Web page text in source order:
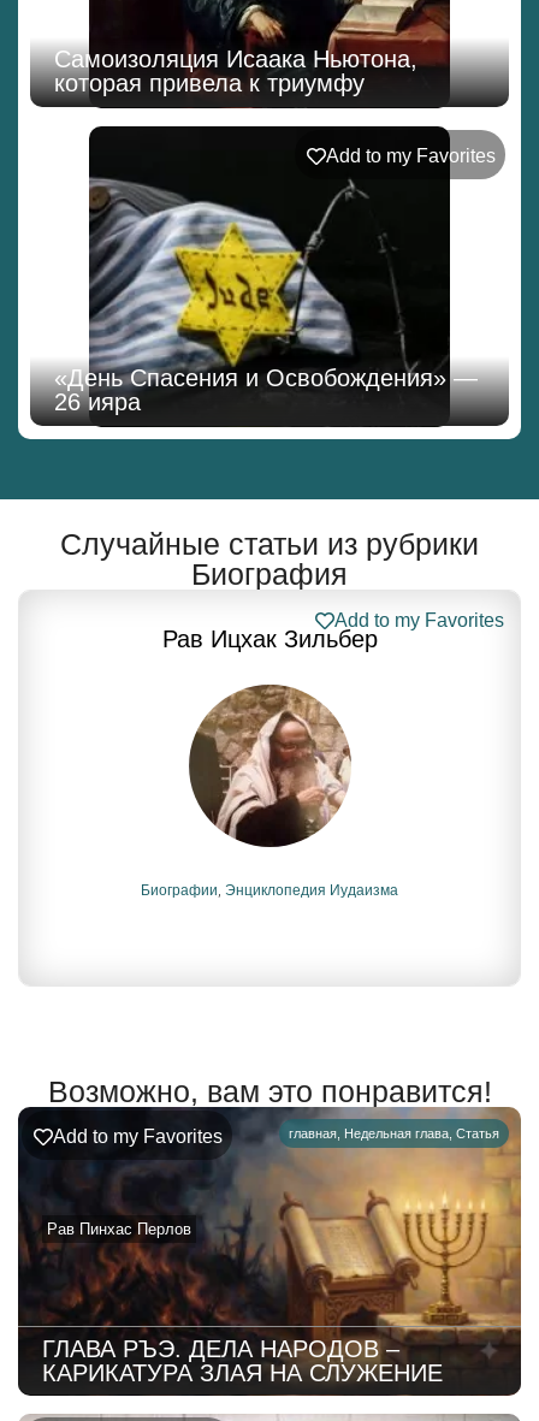
Самоизоляция Исаака Ньютона,
которая привела к триумфу
Add to my Favorites
«День Спасения и Освобождения» —
26 ияра
Случайные статьи из рубрики
Биография
Рав Ицхак Зильбер
Add to my Favorites
Биографии, Энциклопедия Иудаизма
Возможно, вам это понравится!
главная, Недельная глава, Статья
Рав Пинхас Перлов
Add to my Favorites
ГЛАВА РЪЭ. ДЕЛА НАРОДОВ –
КАРИКАТУРА ЗЛАЯ НА СЛУЖЕНИЕ